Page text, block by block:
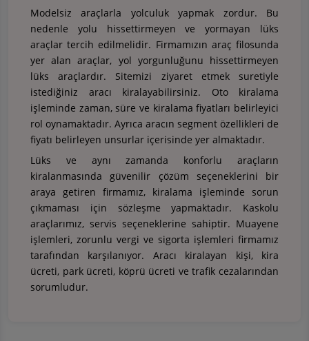
Modelsiz araçlarla yolculuk yapmak zordur. Bu
nedenle yolu hissettirmeyen ve yormayan lüks
araçlar tercih edilmelidir. Firmamızın araç filosunda
yer alan araçlar, yol yorgunluğunu hissettirmeyen
lüks araçlardır. Sitemizi ziyaret etmek suretiyle
istediğiniz aracı kiralayabilirsiniz. Oto kiralama
işleminde zaman, süre ve kiralama fiyatları belirleyici
rol oynamaktadır. Ayrıca aracın segment özellikleri de
fiyatı belirleyen unsurlar içerisinde yer almaktadır.
Lüks ve aynı zamanda konforlu araçların
kiralanmasında güvenilir çözüm seçeneklerini bir
araya getiren firmamız, kiralama işleminde sorun
çıkmaması için sözleşme yapmaktadır. Kaskolu
araçlarımız, servis seçeneklerine sahiptir. Muayene
işlemleri, zorunlu vergi ve sigorta işlemleri firmamız
tarafından karşılanıyor. Aracı kiralayan kişi, kira
ücreti, park ücreti, köprü ücreti ve trafik cezalarından
sorumludur.